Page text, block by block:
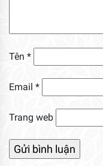
Tên *
Email *
Trang web